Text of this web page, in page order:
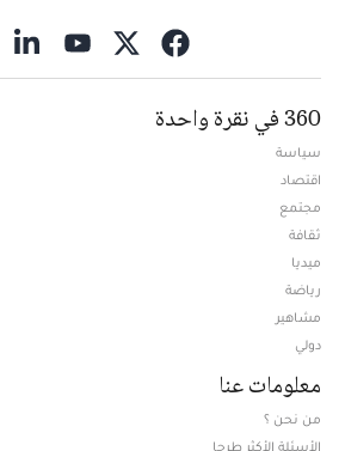
360 في نقرة واحدة
سياسة
اقتصاد
مجتمع
ثقافة
ميديا
رياضة
مشاهير
دولي
معلومات عنا
من نحن ؟
الأسئلة الأكثر طرحا